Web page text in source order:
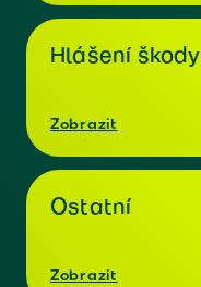
Hlášení škody
Zobrazit
Ostatní
Zobrazit